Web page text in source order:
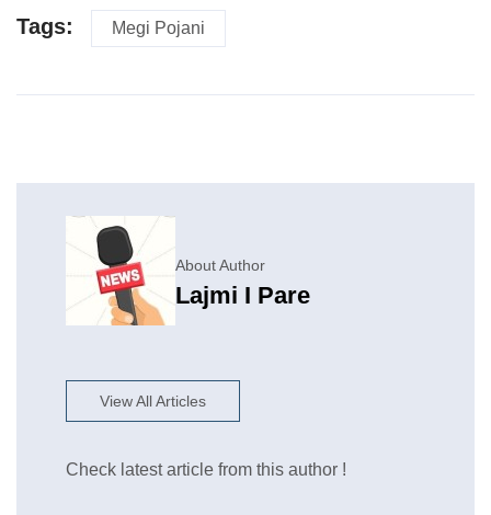
Tags: Megi Pojani
About Author
Lajmi I Pare
View All Articles
Check latest article from this author !